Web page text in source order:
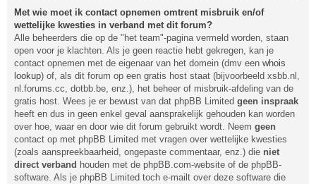
Met wie moet ik contact opnemen omtrent misbruik en/of
wettelijke kwesties in verband met dit forum?
Alle beheerders die op de "het team"-pagina vermeld worden, staan
open voor je klachten. Als je geen reactie hebt gekregen, kan je
contact opnemen met de eigenaar van het domein (dmv een whois
lookup) of, als dit forum op een gratis host staat (bijvoorbeeld xsbb.nl,
nl.forums.cc, dotbb.be, enz.), het beheer of misbruik-afdeling van de
gratis host. Wees je er bewust van dat phpBB Limited geen inspraak
heeft en dus in geen enkel geval aansprakelijk gehouden kan worden
over hoe, waar en door wie dit forum gebruikt wordt. Neem geen
contact op met phpBB Limited met vragen over wettelijke kwesties
(zoals aanspreekbaarheid, ongepaste commentaar, enz.) die niet
direct verband houden met de phpBB.com-website of de phpBB-
software. Als je phpBB Limited toch e-mailt over deze software die